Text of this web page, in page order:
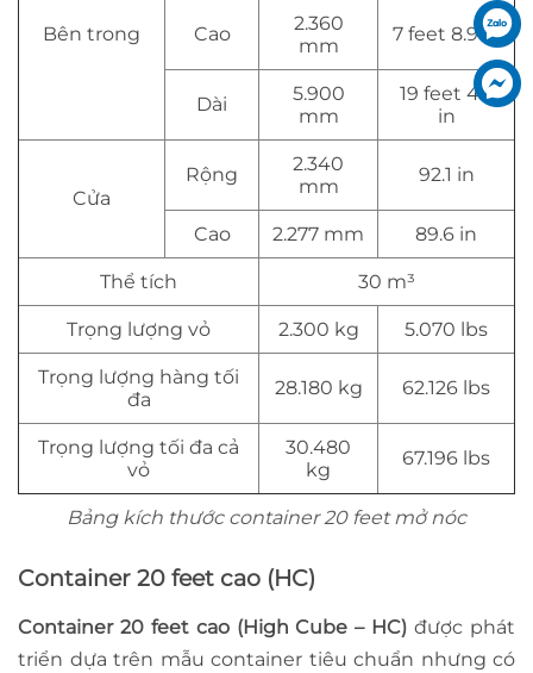
Bảng kích thước container 20 feet mở nóc
Bên trong Cao
2.360
mm
7 feet 8.9 in
Dài
5.900
mm
19 feet 4.3
in
Cửa
Rộng
2.340
mm
92.1 in
Cao 2.277 mm 89.6 in
Thể tích 30 m³
Trọng lượng vỏ 2.300 kg 5.070 lbs
Trọng lượng hàng tối
đa
28.180 kg 62.126 lbs
Trọng lượng tối đa cả
vỏ
30.480
kg
67.196 lbs
Container 20 feet cao (HC)
Container 20 feet cao (High Cube – HC) được phát
triển dựa trên mẫu container tiêu chuẩn nhưng có